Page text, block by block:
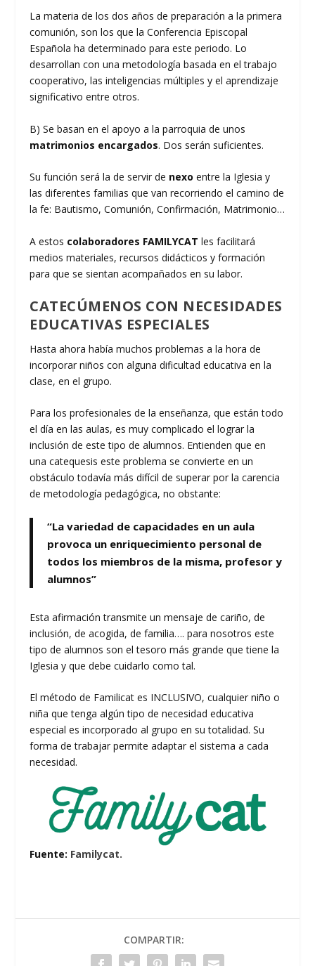
La materia de los dos años de preparación a la primera
comunión, son los que la Conferencia Episcopal
Española ha determinado para este periodo. Lo
desarrollan con una metodología basada en el trabajo
cooperativo, las inteligencias múltiples y el aprendizaje
significativo entre otros.
B) Se basan en el apoyo a la parroquia de unos
matrimonios encargados. Dos serán suficientes.
Su función será la de servir de nexoentre la Iglesia y
las diferentes familias que van recorriendo el camino de
la fe: Bautismo, Comunión, Confirmación, Matrimonio…
A estos colaboradores FAMILYCATles facilitará
medios materiales, recursos didácticos y formación
para que se sientan acompañados en su labor.
CATECÚMENOS CON NECESIDADES
EDUCATIVAS ESPECIALES
Hasta ahora había muchos problemas a la hora de
incorporar niños con alguna dificultad educativa en la
clase, en el grupo.
Para los profesionales de la enseñanza, que están todo
el día en las aulas, es muy complicado el lograr la
inclusión de este tipo de alumnos. Entienden que en
una catequesis este problema se convierte en un
obstáculo todavía más difícil de superar por la carencia
de metodología pedagógica, no obstante:
“La variedad de capacidades en un aula
provoca un enriquecimiento personal de
todos los miembros de la misma, profesor y
alumnos”
Esta afirmación transmite un mensaje de cariño, de
inclusión, de acogida, de familia…. para nosotros este
tipo de alumnos son el tesoro más grande que tiene la
Iglesia y que debe cuidarlo como tal.
El método de Familicat es INCLUSIVO, cualquier niño o
niña que tenga algún tipo de necesidad educativa
especial es incorporado al grupo en su totalidad. Su
forma de trabajar permite adaptar el sistema a cada
necesidad.
Fuente: Familycat.
COMPARTIR: